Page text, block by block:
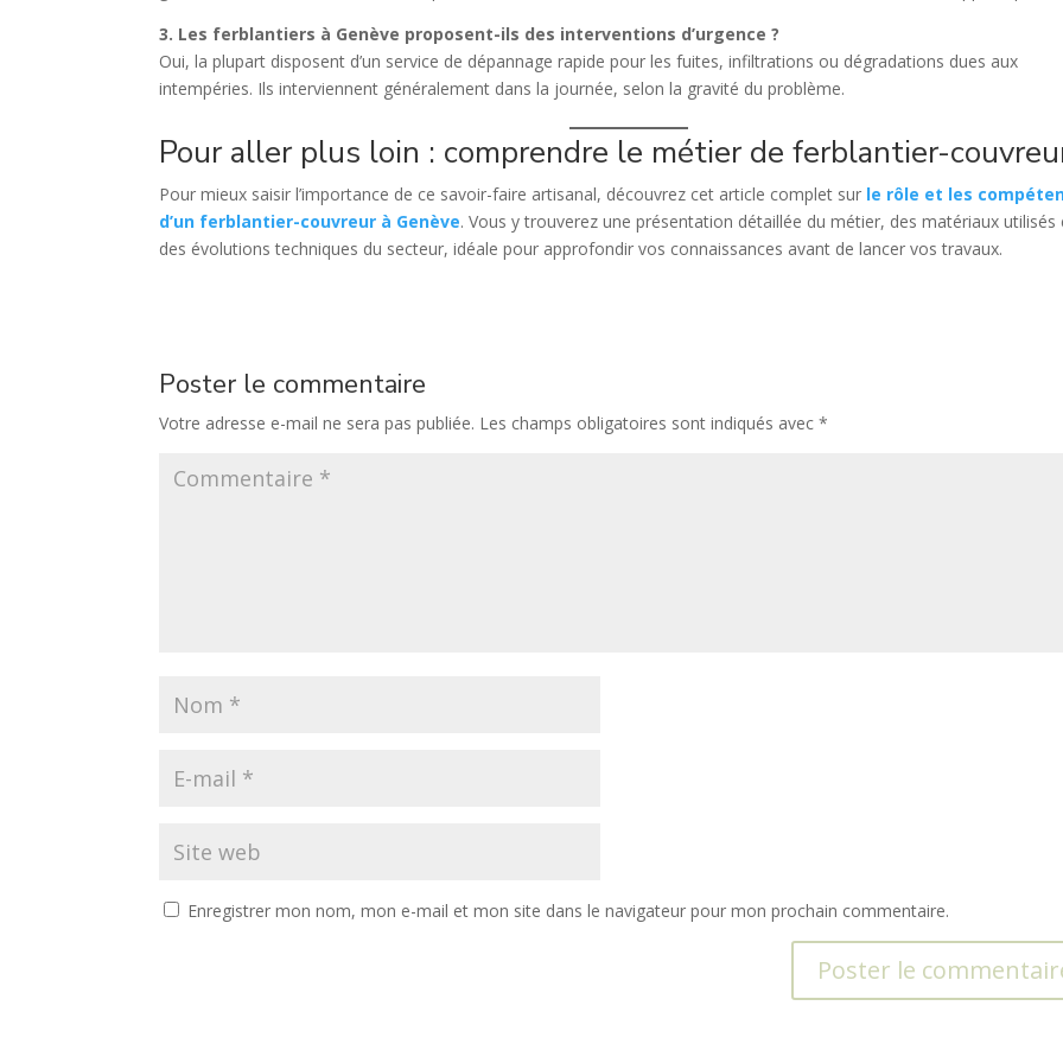
3. Les ferblantiers à Genève proposent-ils des interventions d’urgence ?
Oui, la plupart disposent d’un service de dépannage rapide pour les fuites, infiltrations ou dégradations dues aux
intempéries. Ils interviennent généralement dans la journée, selon la gravité du problème.
Pour aller plus loin : comprendre le métier de ferblantier-
Pour mieux saisir l’importance de ce savoir-faire artisanal, découvrez cet article complet sur le rôle et les
d’un ferblantier-couvreur à Genève. Vous y trouverez une présentation détaillée du métier, des matériaux utilisés
des évolutions techniques du secteur, idéale pour approfondir vos connaissances avant de lancer vos travaux.
Poster le commentaire
Votre adresse e-mail ne sera pas publiée. Les champs obligatoires sont indiqués avec*
Enregistrer mon nom, mon e-mail et mon site dans le navigateur pour mon prochain commentaire.